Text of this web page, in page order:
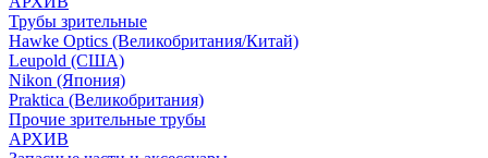
Трубы зрительные
Hawke Optics (Великобритания/Китай)
Leupold (США)
Nikon (Япония)
Praktica (Великобритания)
Прочие зрительные трубы
АРХИВ